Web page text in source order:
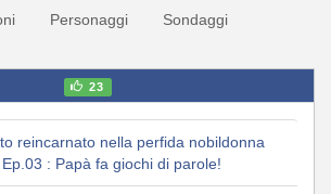
Personaggi Sondaggi
23
reincarnato nella perfida nobildonna
: Papà fa giochi di parole!